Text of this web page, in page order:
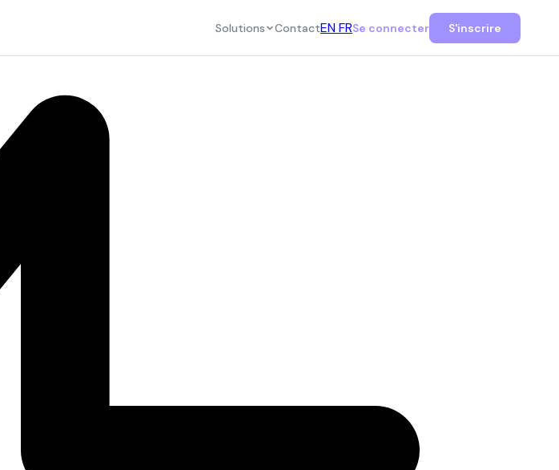
Solutions ContactENFRSe connecter S'inscrire